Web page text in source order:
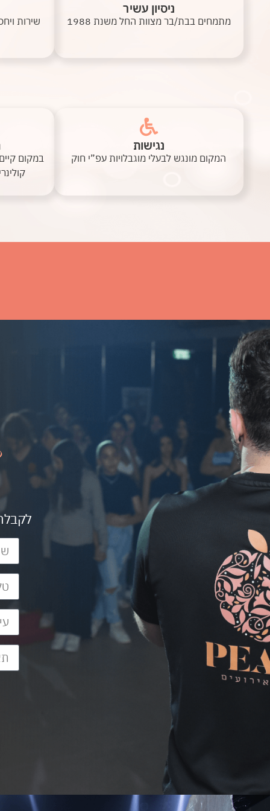
ניסיון עשיר
מתמחים בבת/בר מצוות החל משנת 1988 שירות
נגישות
המקום מונגש לבעלי מוגבלויות עפ”י חוק
במקום